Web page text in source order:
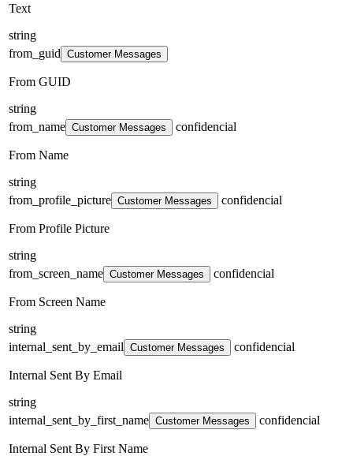
Text
string
from_guid Customer Messages
From GUID
string
from_name Customer Messages confidencial
From Name
string
from_profile_picture Customer Messages confidencial
From Profile Picture
string
from_screen_name Customer Messages confidencial
From Screen Name
string
internal_sent_by_email Customer Messages confidencial
Internal Sent By Email
string
internal_sent_by_first_name Customer Messages confidencial
Internal Sent By First Name